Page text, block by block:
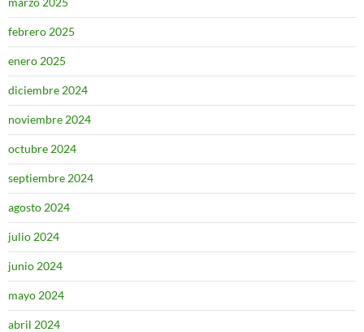
febrero 2025
enero 2025
diciembre 2024
noviembre 2024
octubre 2024
septiembre 2024
agosto 2024
julio 2024
junio 2024
mayo 2024
abril 2024